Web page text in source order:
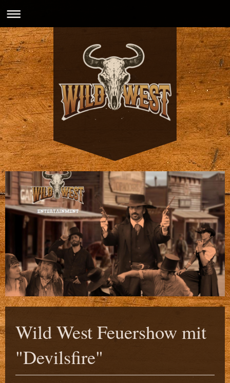
Wild West Feuershow mit
"Devilsfire"